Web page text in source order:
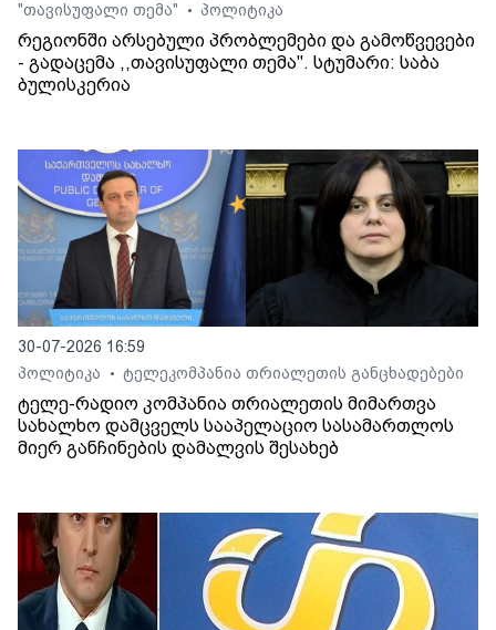
"თავისუფალი თემა"
• პოლიტიკა
რეგიონში არსებული პრობლემები და გამოწვევები
- გადაცემა ,,თავისუფალი თემა". სტუმარი: საბა
ბულისკერია
30-07-2026 16:59
პოლიტიკა
• ტელეკომპანია თრიალეთის განცხადებები
ტელე-რადიო კომპანია თრიალეთის მიმართვა
სახალხო დამცველს სააპელაციო სასამართლოს
მიერ განჩინების დამალვის შესახებ